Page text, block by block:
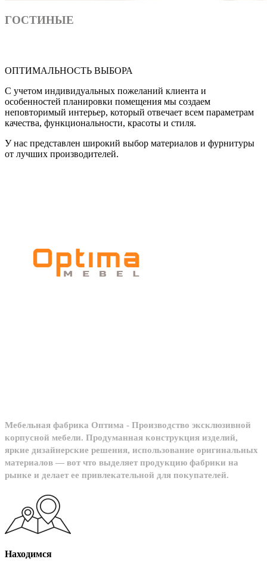
ГОСТИНЫЕ
ОПТИМАЛЬНОСТЬ ВЫБОРА
С учетом индивидуальных пожеланий клиента и
особенностей планировки помещения мы создаем
неповторимый интерьер, который отвечает всем параметрам
качества, функциональности, красоты и стиля.
У нас представлен широкий выбор материалов и фурнитуры
от лучших производителей.
Мебельная фабрика Оптима - Производство эксклюзивной
корпусной мебели. Продуманная конструкция изделий,
яркие дизайнерские решения, использование оригинальных
материалов — вот что выделяет продукцию фабрики на
рынке и делает ее привлекательной для покупателей.
Находимся